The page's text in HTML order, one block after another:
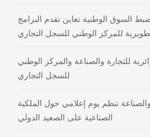
السوق الوطنية تعاين تقدم البرامج
للمركز الوطني للسجل التجاري
للتجارة والصناعة والمركز الوطني
للسجل التجاري
والصناعة تنظم يوم إعلامي حول الملكية
الصناعية على الصعيد الدولي